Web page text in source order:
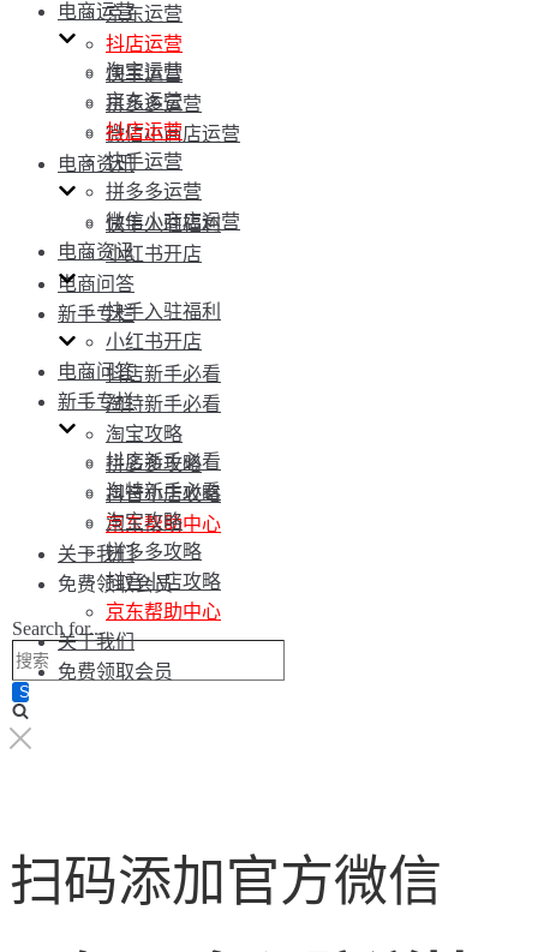
京东运营
抖店运营
快手运营
拼多多运营
微信小商店运营
电商资讯
快手入驻福利
小红书开店
电商问答
新手专栏
抖店新手必看
淘特新手必看
淘宝攻略
拼多多攻略
抖音小店攻略
京东帮助中心
关于我们
免费领取会员
Search for...
电商运营
淘宝运营
京东运营
抖店运营
快手运营
拼多多运营
微信小商店运营
电商资讯
快手入驻福利
小红书开店
电商问答
新手专栏
抖店新手必看
淘特新手必看
淘宝攻略
拼多多攻略
抖音小店攻略
京东帮助中心
关于我们
免费领取会员
扫码添加官方微信